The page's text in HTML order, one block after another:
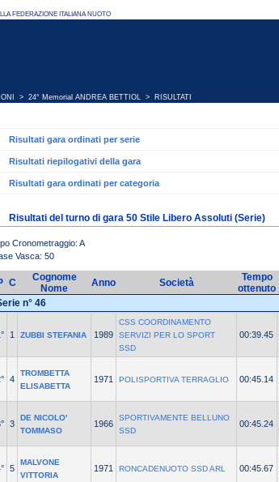
> 24° Memorial ANDREA BETTIOL > RISULTATI
Risultati gara ordinati per serie
Risultati riepilogativi della gara
Risultati gara ordinati per categoria
Risultati del turno di gara 50 Stile Libero Assoluti (Serie)
Cronometraggio: A
Vasca: 50
C
Cognome
Nome
Anno Società
Tempo
ottenuto
n° 46
1 ZUBBI STEFANIA 1989
CSS COORDINAMENTO
SERVIZI PER LO SPORT
SSD
00:39.45
4
TROMBETTA
ELISABETTA
1971 POLISPORTIVA TERRAGLIO 00:45.14
3
DE NICOLO'
TOMMASO
1966
SPORTIVAMENTE BELLUNO
SSD
00:45.24
5
MALVONE
VITTORIA
1971 RONCADENUOTO SSD ARL 00:45.67